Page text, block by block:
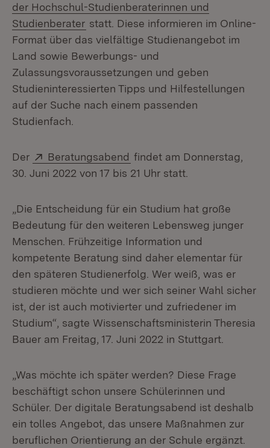
der Hochschul-Studienberaterinnen und
Studienberater (Öffnet in neuem Fenster)
statt. Diese informieren im Online-
Format über das vielfältige Studienangebot im
Land sowie Bewerbungs- und
Zulassungsvoraussetzungen und geben
Studieninteressierten Tipps und Hilfestellungen
auf der Suche nach einem passenden
Studienfach.
Der Extern:
Beratungsabend (Öffnet in neuem Fenster)
findet am Donnerstag,
30. Juni 2022 von 17 bis 21 Uhr statt.
„Die Entscheidung für ein Studium hat große
Bedeutung für den weiteren Lebensweg junger
Menschen. Frühzeitige Information und
kompetente Beratung sind daher elementar für
den späteren Studienerfolg. Wer weiß, was er
studieren möchte und wer sich seiner Wahl sicher
ist, der ist auch motivierter und zufriedener im
Studium“, sagte Wissenschaftsministerin Theresia
Bauer am Freitag, 17. Juni 2022 in Stuttgart.
„Was möchte ich später werden? Diese Frage
beschäftigt schon unsere Schülerinnen und
Schüler. Der digitale Beratungsabend ist deshalb
ein tolles Angebot, das unsere Maßnahmen zur
beruflichen Orientierung an der Schule ergänzt.